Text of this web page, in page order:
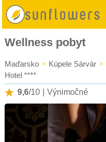
Wellness pobyt
Maďarsko > Kúpele Sárvár >
Hotel ****
9,6/10 Výnimočné